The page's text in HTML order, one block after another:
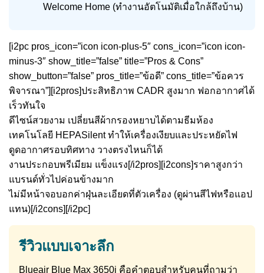
Welcome Home (ทำงานอัตโนมัติเมื่อใกล้ถึงบ้าน)
[i2pc pros_icon=”icon icon-plus-5″ cons_icon=”icon icon-
minus-3″ show_title=”false” title=”Pros & Cons”
show_button=”false” pros_title=”ข้อดี” cons_title=”ข้อควร
พิจารณา”][i2pros]ประสิทธิภาพ CADR สูงมาก ฟอกอากาศได้
เร็วทันใจ
ดีไซน์สวยงาม เปลี่ยนสีผ้ากรองหยาบได้ตามธีมห้อง
เทคโนโลยี HEPASilent ทำให้เครื่องเงียบและประหยัดไฟ
ดูดอากาศรอบทิศทาง วางตรงไหนก็ได้
งานประกอบพรีเมียม แข็งแรง[/i2pros][i2cons]ราคาสูงกว่า
แบรนด์ทั่วไปค่อนข้างมาก
ไม่มีหน้าจอบอกค่าฝุ่นละเอียดที่ตัวเครื่อง (ดูผ่านสีไฟหรือแอป
แทน)[/i2cons][/i2pc]
รีวิวแบบเจาะลึก
Blueair Blue Max 3650i คือคำตอบสำหรับคนที่ถามว่า